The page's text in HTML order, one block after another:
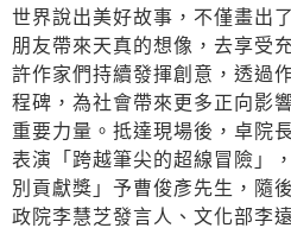
世界說出美好故事，不僅畫出
朋友帶來天真的想像，去享受
許作家們持續發揮創意，透過
程碑，為社會帶來更多正向影
重要力量。抵達現場後，卓院
表演「跨越筆尖的超線冒險」
別貢獻獎」予曹俊彥先生，隨
政院李慧芝發言人、文化部李